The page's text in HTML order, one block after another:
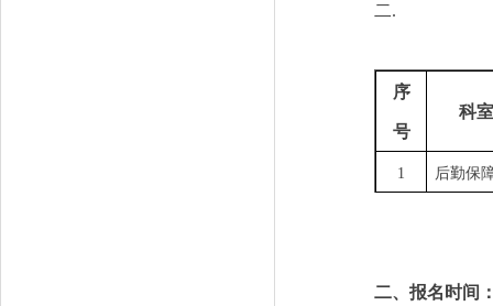
二.
序
号
科室
1 后勤保
二、报名时间